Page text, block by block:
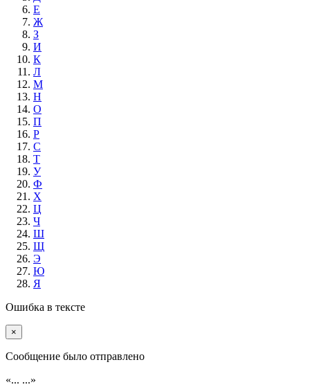
Е
Ж
З
И
К
Л
М
Н
О
П
Р
С
Т
У
Ф
Х
Ц
Ч
Ш
Щ
Э
Ю
Я
Ошибка в тексте
×
Cообщение было отправлено
«... ...»